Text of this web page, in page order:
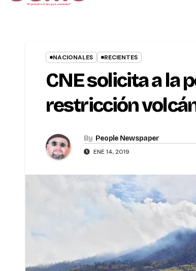
NACIONALES RECIENTES
CNE solicita a la
restricción
By People Newspaper
ENE 14, 2019